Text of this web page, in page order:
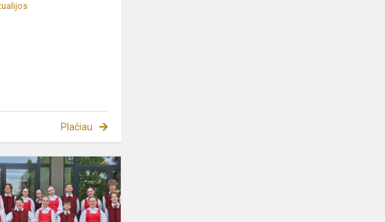
Plačiau
moksleivių
liaudiškų